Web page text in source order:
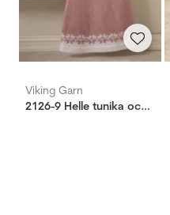
Viking Garn
2126-9 Helle tunika och kyse